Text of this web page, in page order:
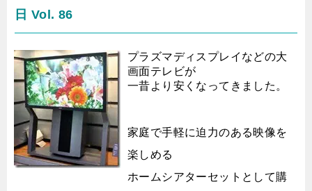
日 Vol. 86
プラズマディスプレイなどの大
画面テレビが
一昔より安くなってきました。
家庭で手軽に迫力のある映像を
楽しめる
ホームシアターセットとして購